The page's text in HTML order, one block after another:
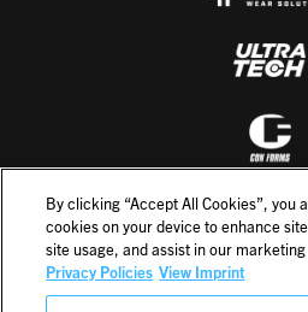
By clicking “Accept All Cookies”, you
cookies on your device to enhance
site usage, and assist in our
Privacy Policies View Imprint